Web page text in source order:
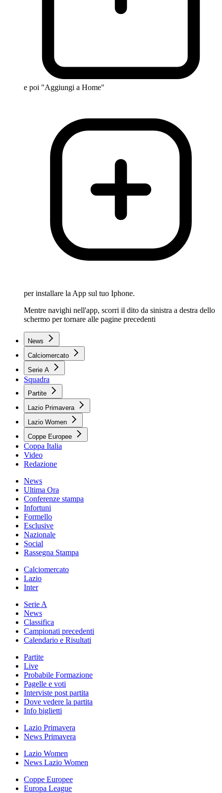
e poi "Aggiungi a Home"
per installare la App sul tuo Iphone.
Mentre navighi nell'app, scorri il dito da sinistra a destra dello
schermo per tornare alle pagine precedenti
News
Calciomercato
Serie A
Squadra
Partite
Lazio Primavera
Lazio Women
Coppe Europee
Coppa Italia
Video
Redazione
News
Ultima Ora
Conferenze stampa
Infortuni
Formello
Esclusive
Nazionale
Social
Rassegna Stampa
Calciomercato
Lazio
Inter
Serie A
News
Classifica
Campionati precedenti
Calendario e Risultati
Partite
Live
Probabile Formazione
Pagelle e voti
Interviste post partita
Dove vedere la partita
Info biglietti
Lazio Primavera
News Primavera
Lazio Women
News Lazio Women
Coppe Europee
Europa League